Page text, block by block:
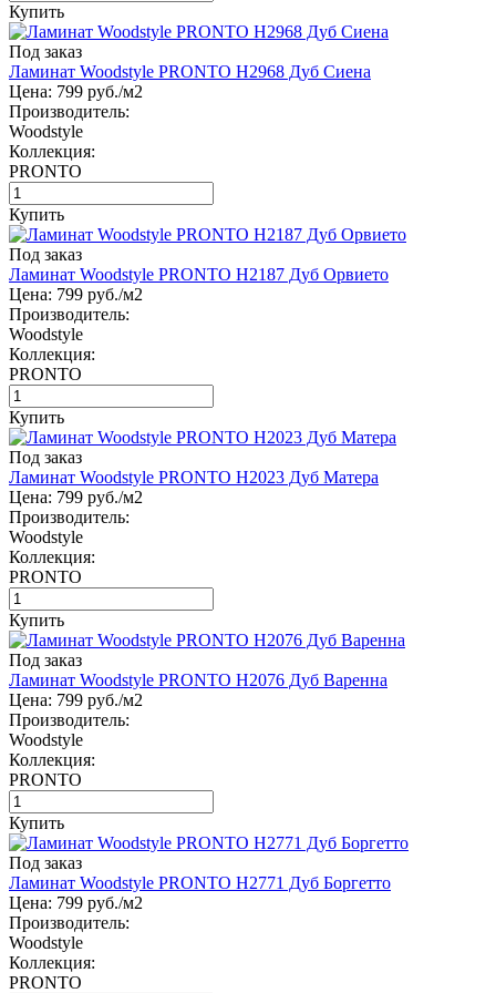
Купить
Под заказ
Ламинат Woodstyle PRONTO H2968 Дуб Сиена
Цена: 799 руб./м2
Производитель:
Woodstyle
Коллекция:
PRONTO
Купить
Под заказ
Ламинат Woodstyle PRONTO H2187 Дуб Орвието
Цена: 799 руб./м2
Производитель:
Woodstyle
Коллекция:
PRONTO
Купить
Под заказ
Ламинат Woodstyle PRONTO H2023 Дуб Матера
Цена: 799 руб./м2
Производитель:
Woodstyle
Коллекция:
PRONTO
Купить
Под заказ
Ламинат Woodstyle PRONTO H2076 Дуб Варенна
Цена: 799 руб./м2
Производитель:
Woodstyle
Коллекция:
PRONTO
Купить
Под заказ
Ламинат Woodstyle PRONTO H2771 Дуб Боргетто
Цена: 799 руб./м2
Производитель:
Woodstyle
Коллекция:
PRONTO